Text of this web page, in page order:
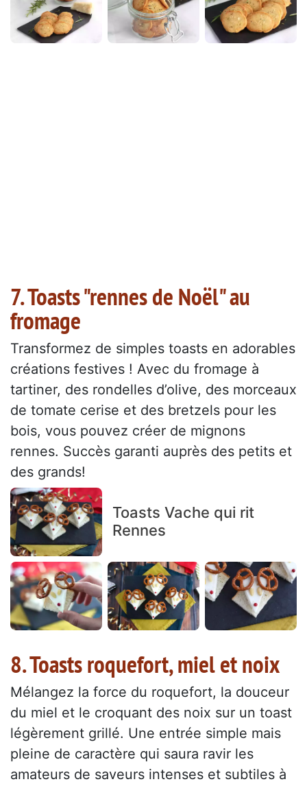
7. Toasts "rennes de Noël" au
fromage
Transformez de simples toasts en adorables
créations festives ! Avec du fromage à
tartiner, des rondelles d’olive, des morceaux
de tomate cerise et des bretzels pour les
bois, vous pouvez créer de mignons
rennes. Succès garanti auprès des petits et
des grands!
Toasts Vache qui rit
Rennes
8. Toasts roquefort, miel et noix
Mélangez la force du roquefort, la douceur
du miel et le croquant des noix sur un toast
légèrement grillé. Une entrée simple mais
pleine de caractère qui saura ravir les
amateurs de saveurs intenses et subtiles à